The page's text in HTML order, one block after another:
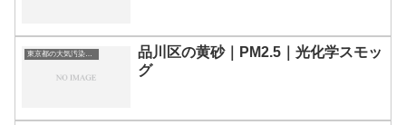
東京都の大気汚染・PM2.5・黄砂・エアロゾルの数値
品川区の黄砂｜PM2.5｜光化学スモッ
グ